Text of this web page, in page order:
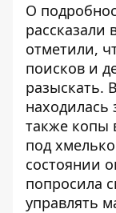
О
рассказали
отметили,
поисков и
разыскать.
находилась
также копы
под
состоянии
попросила
управлять